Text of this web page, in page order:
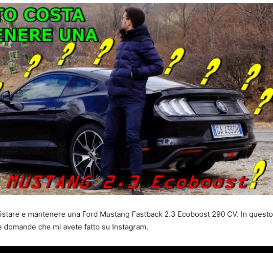
e mantenere una Ford Mustang Fastback 2.3 Ecoboost 290 CV. In questo
che mi avete fatto su Instagram.